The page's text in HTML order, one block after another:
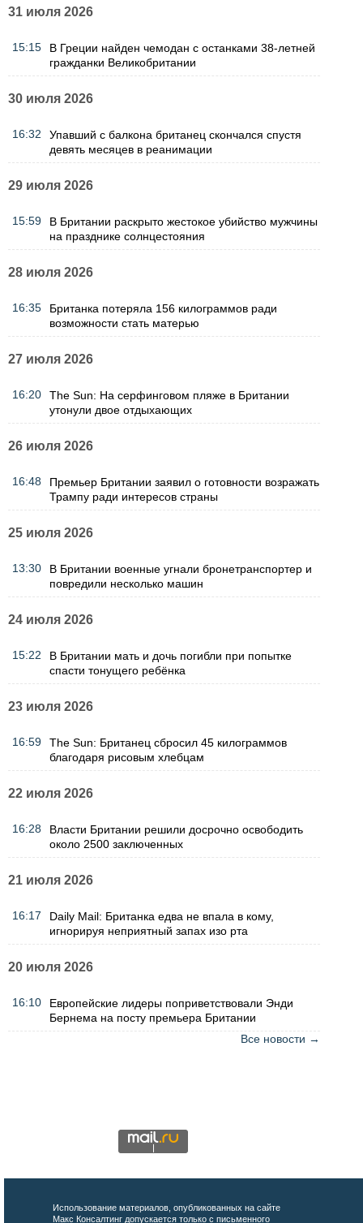
31 июля 2026
15:15
В Греции найден чемодан с останками 38-летней
гражданки Великобритании
30 июля 2026
16:32
Упавший с балкона британец скончался спустя
девять месяцев в реанимации
29 июля 2026
15:59
В Британии раскрыто жестокое убийство мужчины
на празднике солнцестояния
28 июля 2026
16:35
Британка потеряла 156 килограммов ради
возможности стать матерью
27 июля 2026
16:20
The Sun: На серфинговом пляже в Британии
утонули двое отдыхающих
26 июля 2026
16:48
Премьер Британии заявил о готовности возражать
Трампу ради интересов страны
25 июля 2026
13:30
В Британии военные угнали бронетранспортер и
повредили несколько машин
24 июля 2026
15:22
В Британии мать и дочь погибли при попытке
спасти тонущего ребёнка
23 июля 2026
16:59
The Sun: Британец сбросил 45 килограммов
благодаря рисовым хлебцам
22 июля 2026
16:28
Власти Британии решили досрочно освободить
около 2500 заключенных
21 июля 2026
16:17
Daily Mail: Британка едва не впала в кому,
игнорируя неприятный запах изо рта
20 июля 2026
16:10
Европейские лидеры поприветствовали Энди
Бернема на посту премьера Британии
Все новости →
Использование материалов, опубликованных на сайте
Макс Консалтинг допускается только с письменного